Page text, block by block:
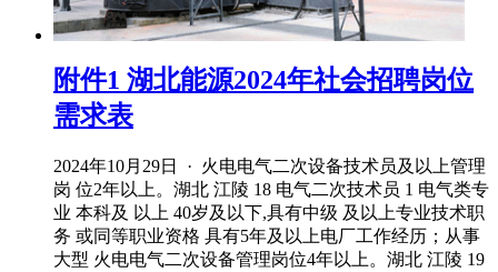
附件1 湖北能源2024年社会招聘岗位
需求表
2024年10月29日 · 火电电气二次设备技术员及以上管理
岗 位2年以上。湖北 江陵 18 电气二次技术员 1 电气类专
业 本科及 以上 40岁及以下,具有中级 及以上专业技术职
务 或同等职业资格 具有5年及以上电厂工作经历；从事
大型 火电电气二次设备管理岗位4年以上。湖北 江陵 19